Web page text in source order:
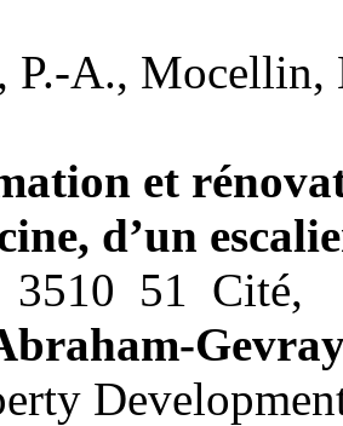
P.-A.,
et
d’un
51 Cité,